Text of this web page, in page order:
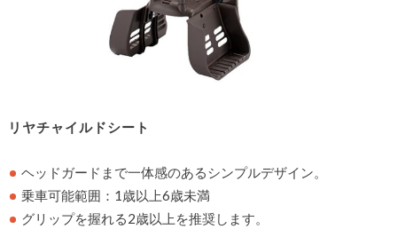
リヤチャイルドシート
ヘッドガードまで一体感のあるシンプルデザイン。
乗車可能範囲：1歳以上6歳未満
グリップを握れる2歳以上を推奨します。